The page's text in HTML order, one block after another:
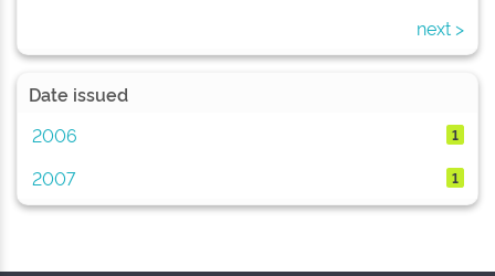
next >
Date issued
2006
1
2007 1